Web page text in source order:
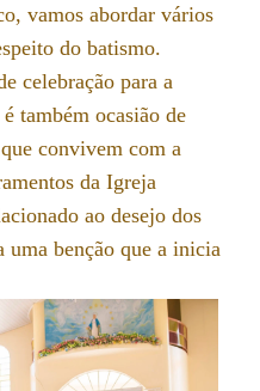
vamos abordar vários
do batismo.
celebração para a
também ocasião de
convivem com a
da Igreja
ao desejo dos
uma benção que a inicia